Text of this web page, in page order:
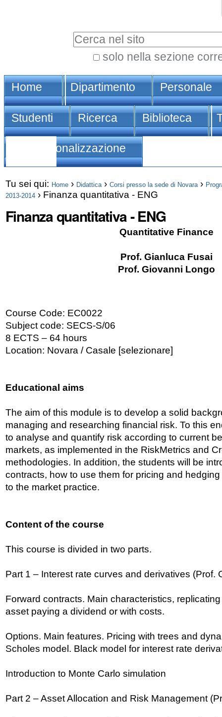
Spostati
sulla
navigazione
solo nella sezione
avanzata…
Sezioni
Home Dipartimento Personale
Studenti Ricerca Biblioteca
Internazionalizzazione
Tu sei qui: Home › Didattica › Corsi presso la sede di Novara ›
2013-2014 › Finanza quantitativa - ENG
Finanza quantitativa - ENG
Quantitative Finance
Prof. Gianluca Fusai
Prof. Giovanni Longo
Course Code: EC0022
Subject code: SECS-S/06
8 ECTS – 64 hours
Location: Novara / Casale [selezionare]
Educational aims
The aim of this module is to develop a solid
managing and researching financial risk. To this
to analyse and quantify risk according to current
markets, as implemented in the RiskMetrics and
methodologies. In addition, the students will be
contracts, how to use them for pricing and
to the market practice.
Content of the course
This course is divided in two parts.
Part 1 – Interest rate curves and derivatives (Prof.
Forward contracts. Main characteristics,
asset paying a dividend or with costs.
Options. Main features. Pricing with trees and
Scholes model. Black model for interest rate
Introduction to Monte Carlo simulation
Part 2 – Asset Allocation and Risk Management